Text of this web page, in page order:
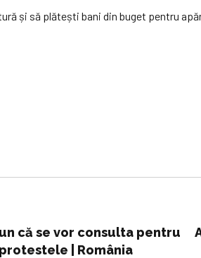
și să plătești bani din buget pentru
că se vor consulta pentru
| România